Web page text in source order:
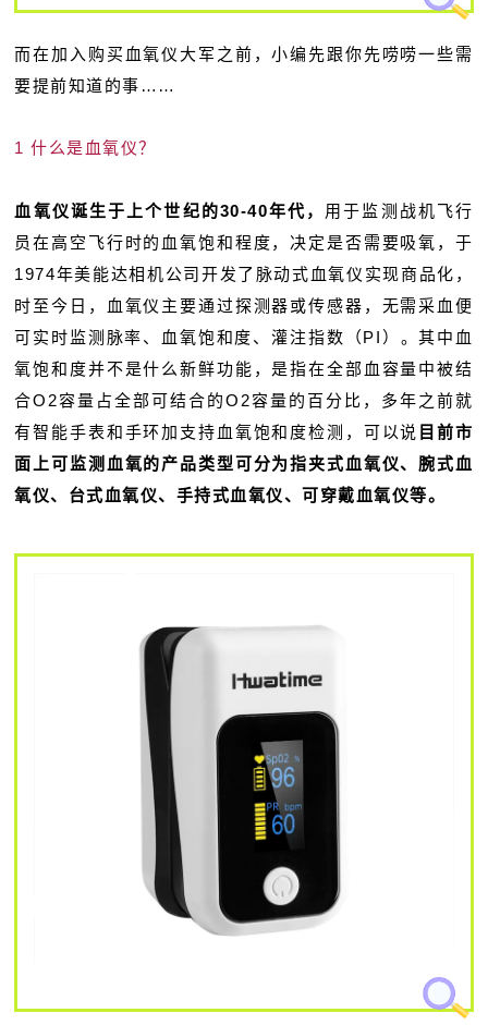
而在加入购买血氧仪大军之前，小编先跟你先唠唠一些需
要提前知道的事……
1 什么是血氧仪？
血氧仪诞生于上个世纪的30-40年代， 用于监测战机飞行
员在高空飞行时的血氧饱和程度，决定是否需要吸氧，于
1974年美能达相机公司开发了脉动式血氧仪实现商品化，
时至今日，血氧仪主要通过探测器或传感器，无需采血便
可实时监测脉率、血氧饱和度、灌注指数（PI）。其中血
氧饱和度并不是什么新鲜功能，是指在全部血容量中被结
合O2容量占全部可结合的O2容量的百分比，多年之前就
有智能手表和手环加支持血氧饱和度检测，可以说 目前市
面上可监测血氧的产品类型可分为指夹式血氧仪、腕式血
氧仪、台式血氧仪、手持式血氧仪、可穿戴血氧仪等。